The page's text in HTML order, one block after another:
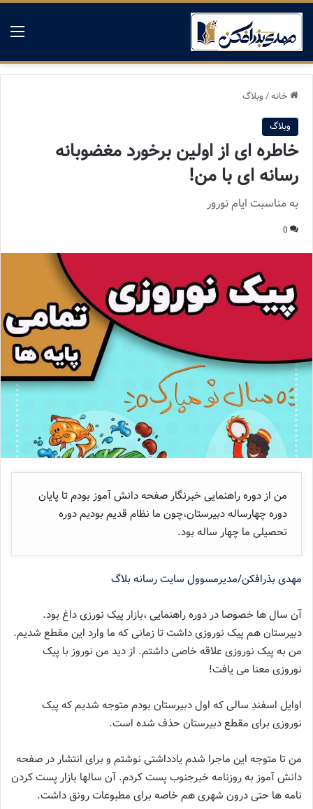
خانه/وبلاگ
وبلاگ
خاطره ای از اولین برخورد مغضوبانه
رسانه ای با من!
به مناسبت ایام نورور
0
من از دوره راهنمایی خبرنگار صفحه دانش آموز بودم تا پایان
دوره چهارساله دبیرستان،چون ما نظام قدیم بودیم دوره
تحصیلی ما چهار ساله بود.
مهدی بذرافکن/مدیرمسوول سایت رسانه بلاگ
آن سال ها خصوصا در دوره راهنمایی ،بازار پیک نورزی داغ بود.
دبیرستان هم پیک نوروزی داشت تا زمانی که ما وارد این مقطع شدیم.
من به پیک نوروزی علاقه خاصی داشتم. از دید من نوروز با پیک
نوروزی معنا می یافت!
اوایل اسفندِ سالی که اول دبیرستان بودم متوجه شدیم که پیک
نوروزی برای مقطع دبیرستان حذف شده است.
من تا متوجه این ماجرا شدم یادداشتی نوشتم و برای انتشار در صفحه
دانش آموز به روزنامه خبرجنوب پست کردم. آن سالها بازار پست کردن
نامه ها حتی درون شهری هم خاصه برای مطبوعات رونق داشت.